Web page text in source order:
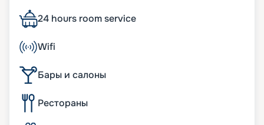
Iberotel Crown Emperor создан для того, чтобы
ваше путешествие
максимально ярким и незабываемым.
Размещение
На теплоходе находятся 117 кают с одноместным,
двухместным и трёхместным размещением. В
каждой каюте есть мини-бар и спутниковое
24 hours room service
Wifi
Бары и салоны
Рестораны